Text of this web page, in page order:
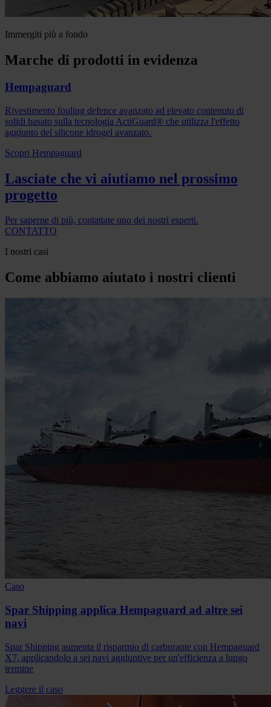
Immergiti più a fondo
Marche di prodotti in evidenza
Hempaguard
Rivestimento fouling defence avanzato ad elevato contenuto di
solidi basato sulla tecnologia ActiGuard® che utilizza l'effetto
aggiunto del silicone idrogel avanzato.
Scopri Hempaguard
Lasciate che vi aiutiamo nel prossimo
progetto
Per saperne di più, contattate uno dei nostri esperti.
CONTATTO
I nostri casi
Come abbiamo aiutato i nostri clienti
Caso
Spar Shipping applica Hempaguard ad altre sei
navi
Spar Shipping aumenta il risparmio di carburante con Hempaguard
X7, applicandolo a sei navi aggiuntive per un'efficienza a lungo
termine
Leggere il caso